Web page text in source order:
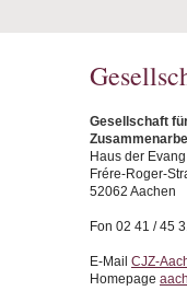
Gesellschaft
Haus der
Frére-Roger-
52062 Aachen
Fon 02 41 / 45
E-Mail CJZ-
Homepage